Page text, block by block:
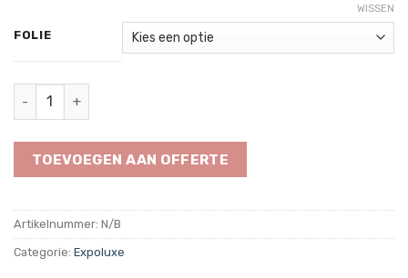
FOLIE
WISSEN
Expoluxe Flecked Grey 9545 aantal
TOEVOEGEN AAN OFFERTE
Artikelnummer: N/B
Categorie: Expoluxe